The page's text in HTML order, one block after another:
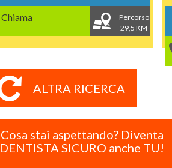
Chiama
Percorso
29,5 KM
ALTRA RICERCA
Cosa stai aspettando? Diventa
DENTISTA SICURO anche TU!